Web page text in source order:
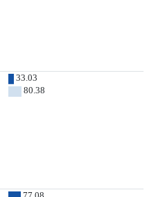
33.03
80.38